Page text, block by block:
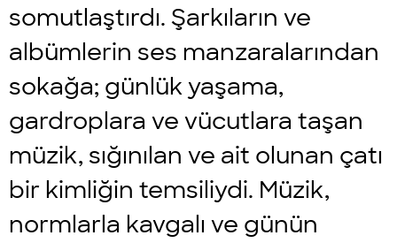
somutlaştırdı. Şarkıların ve
albümlerin ses manzaralarından
sokağa; günlük yaşama,
gardroplara ve vücutlara taşan
müzik, sığınılan ve ait olunan çatı
bir kimliğin temsiliydi. Müzik,
normlarla kavgalı ve günün